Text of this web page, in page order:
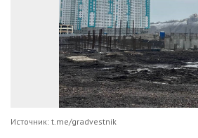
Источник: t.me/gradvestnik